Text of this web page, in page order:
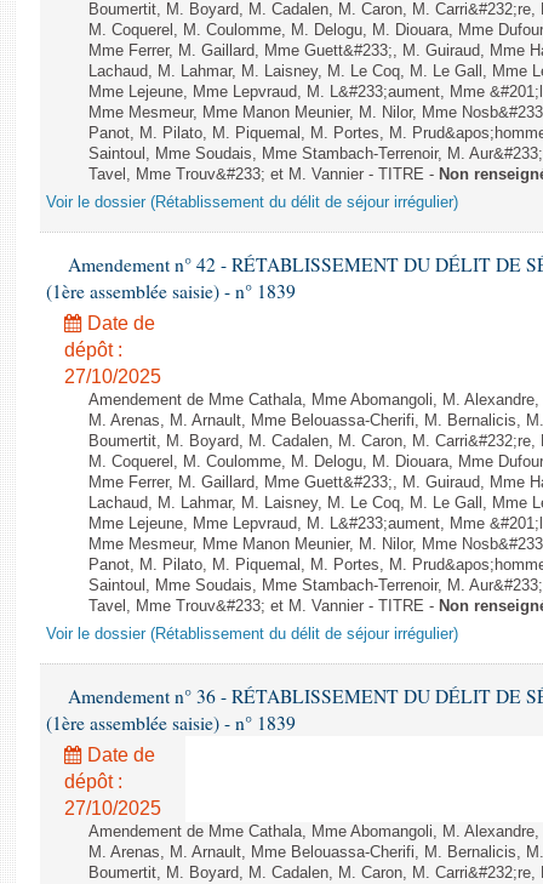
Boumertit, M. Boyard, M. Cadalen, M. Caron, M.
M. Coquerel, M. Coulomme, M. Delogu, M. Diouara, Mme
Mme Ferrer, M. Gaillard, Mme Guett&#233;, M. Guiraud, Mme
Lachaud, M. Lahmar, M. Laisney, M. Le Coq, M. Le Gall, Mme
Mme Lejeune, Mme Lepvraud, M. L&#233;aument, Mme
Mme Mesmeur, Mme Manon Meunier, M. Nilor, Mme
Panot, M. Pilato, M. Piquemal, M. Portes, M.
Saintoul, Mme Soudais, Mme Stambach-Terrenoir, M.
Tavel, Mme Trouv&#233; et M. Vannier - TITRE - Non
Voir le dossier (Rétablissement du délit de séjour irrégulier)
Amendement n° 42 - RÉTABLISSEMENT DU DÉLIT DE
(1ère assemblée saisie) - n° 1839
Date de
dépôt :
27/10/2025
Amendement de Mme Cathala, Mme Abomangoli, M.
M. Arenas, M. Arnault, Mme Belouassa-Cherifi, M. Bernalicis,
Boumertit, M. Boyard, M. Cadalen, M. Caron, M.
M. Coquerel, M. Coulomme, M. Delogu, M. Diouara, Mme
Mme Ferrer, M. Gaillard, Mme Guett&#233;, M. Guiraud, Mme
Lachaud, M. Lahmar, M. Laisney, M. Le Coq, M. Le Gall, Mme
Mme Lejeune, Mme Lepvraud, M. L&#233;aument, Mme
Mme Mesmeur, Mme Manon Meunier, M. Nilor, Mme
Panot, M. Pilato, M. Piquemal, M. Portes, M.
Saintoul, Mme Soudais, Mme Stambach-Terrenoir, M.
Tavel, Mme Trouv&#233; et M. Vannier - TITRE - Non
Voir le dossier (Rétablissement du délit de séjour irrégulier)
Amendement n° 36 - RÉTABLISSEMENT DU DÉLIT DE
(1ère assemblée saisie) - n° 1839
Date de
dépôt :
27/10/2025
Amendement de Mme Cathala, Mme Abomangoli, M.
M. Arenas, M. Arnault, Mme Belouassa-Cherifi, M. Bernalicis,
Boumertit, M. Boyard, M. Cadalen, M. Caron, M.